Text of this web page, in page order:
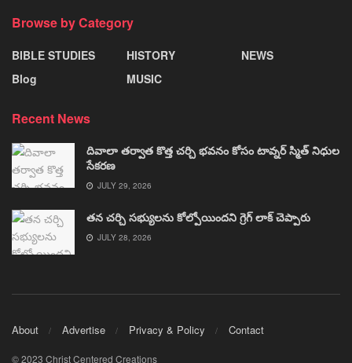
Browse by Category
BIBLE STUDIES
Blog
HISTORY
MUSIC
NEWS
Recent News
దివాలా తర్వాత కొత్త చర్చి భవనం కోసం టావ్నర్ స్మిత్ నిధుల
సేకరణ
JULY 29, 2026
తన చర్చి సభ్యులను కోల్పోయిందని గ్రెగ్ లాక్ చెప్పారు
JULY 28, 2026
About Advertise Privacy & Policy Contact
© 2023 Christ Centered Creations